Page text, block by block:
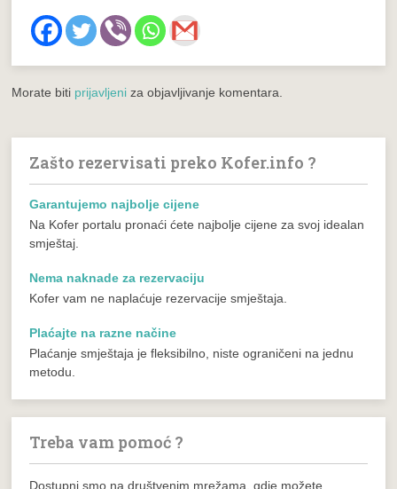
Morate biti prijavljeni za objavljivanje komentara.
Zašto rezervisati preko Kofer.info ?
Garantujemo najbolje cijene
Na Kofer portalu pronaći ćete najbolje cijene za svoj idealan
smještaj.
Nema naknade za rezervaciju
Kofer vam ne naplaćuje rezervacije smještaja.
Plaćajte na razne načine
Plaćanje smještaja je fleksibilno, niste ograničeni na jednu
metodu.
Treba vam pomoć ?
Dostupni smo na društvenim mrežama, gdje možete